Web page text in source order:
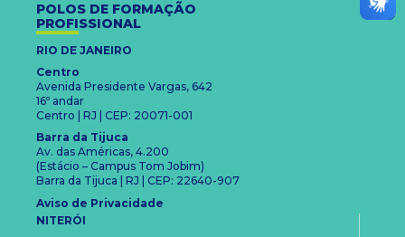
POLOS DE FORMAÇÃO
PROFISSIONAL
RIO DE JANEIRO
Centro
Avenida Presidente Vargas, 642
16º andar
Centro | RJ | CEP: 20071-001
Barra da Tijuca
Av. das Américas, 4.200
(Estácio – Campus Tom Jobim)
Barra da Tijuca | RJ | CEP: 22640-907
Aviso de Privacidade
NITERÓI